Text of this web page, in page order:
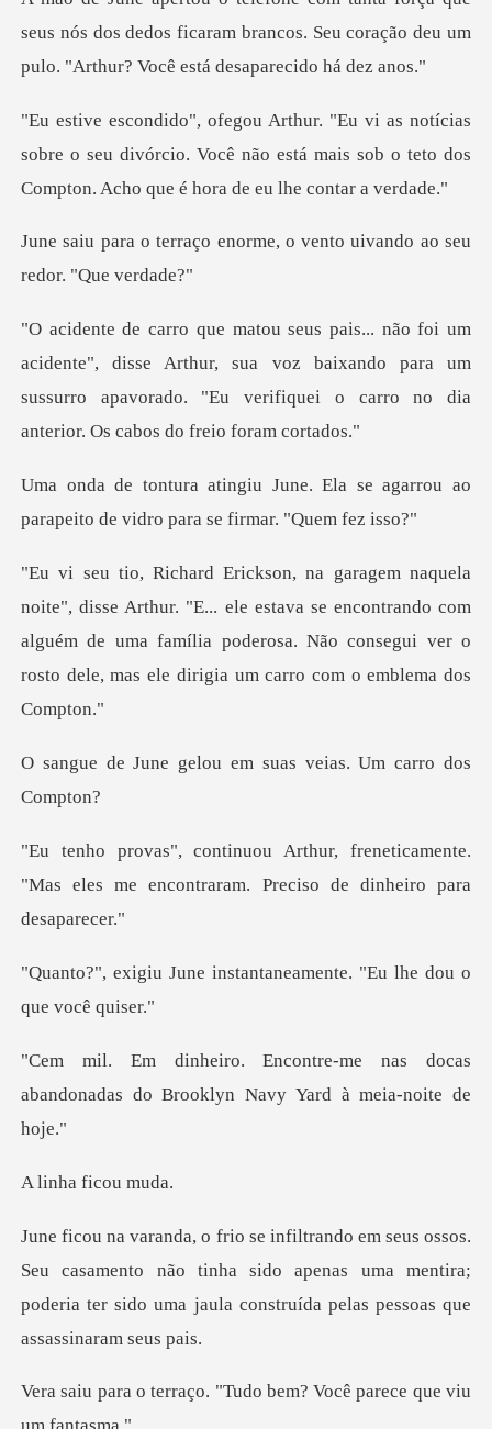
seus nós dos dedos ficaram brancos. Seu coração deu u
s
sobre o seu divórcio. Você não está mais sob o teto d
enorme, o vento uivando a
disse Arthur, sua voz baixando para um
sussurro apavorado. "Eu ver
Ela se agarrou ao
parapeito de vid
"E... ele estava se encontrando com
alguém de uma família poderosa. Não con
lou em suas veias.
eneticamente.
"Mas eles me encontraram.
nstantaneamente. "Eu lhe
e nas docas
abandonadas do Brookl
a fico
u casamento não tinha sido apenas uma mentira;
poderia ter sid
o. "Tudo bem? Você pare